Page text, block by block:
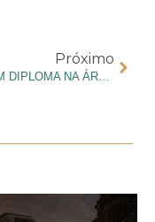
Próximo
TEM DIPLOMA NA ÁREA DA SAÚDE? SAIBA COMO SUA FORMAÇÃO PODE AJUDAR NO CURSO DE MEDICINA